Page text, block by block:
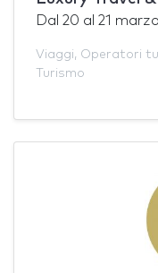
Dal 20 al 21
Viaggi, Operatori
Turismo